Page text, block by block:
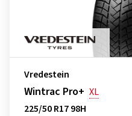
Vredestein
Wintrac Pro+ XL
225/50 R17 98H